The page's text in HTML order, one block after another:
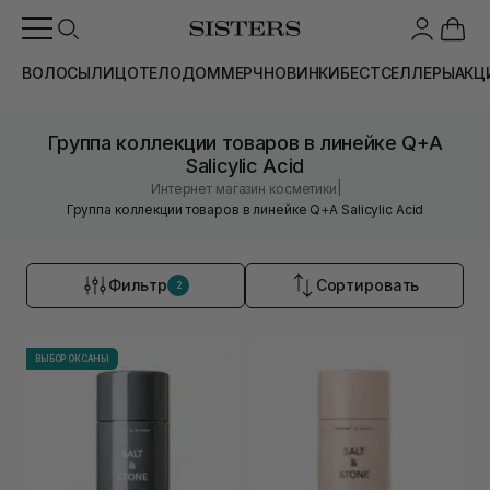
ВОЛОСЫЛИЦОТЕЛОДОММЕРЧНОВИНКИБЕСТСЕЛЛЕРЫ
Группа коллекции товаров в линейке Q+A
Salicylic Acid
Интернет магазин косметики
Группа коллекции товаров в линейке Q+A Salicylic Acid
Фильтр 2 Сортировать
ВЫБОР ОКСАНЫ